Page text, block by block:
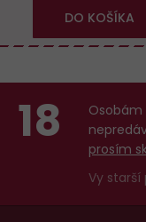
DO KOŠÍKA
18
Osobám
prosím
Vy starší